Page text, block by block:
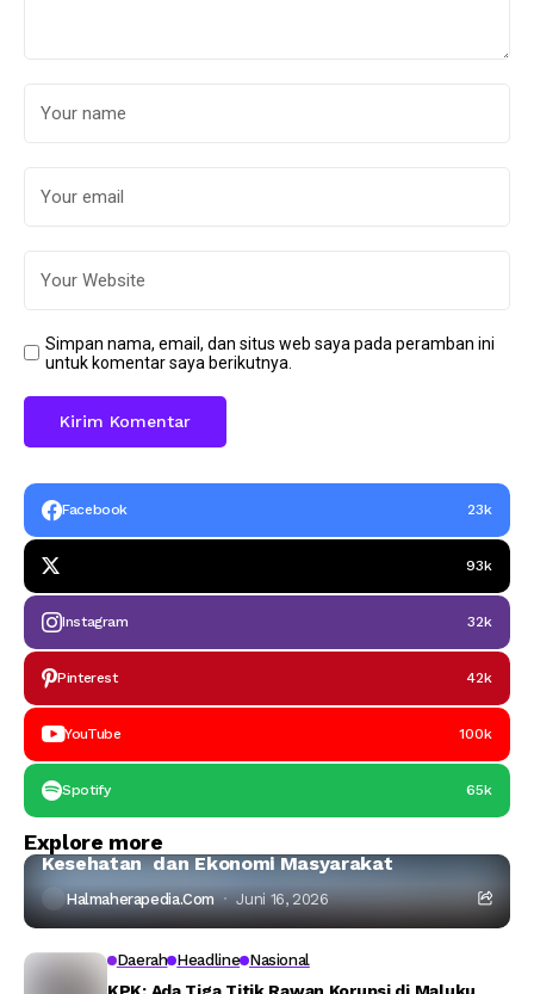
Simpan nama, email, dan situs web saya pada peramban ini
untuk komentar saya berikutnya.
Facebook 23k
93k
Instagram 32k
Pinterest 42k
YouTube 100k
Spotify 65k
Explore more
Ahli IPB:Tambang Nikel di Haltim Ancam Laut,
Kesehatan dan Ekonomi Masyarakat
Halmaherapedia.com Juni 16, 2026
Daerah Headline Nasional